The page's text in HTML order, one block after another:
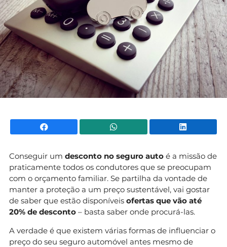
Facebook WhatsApp
Conseguir um desconto no seguro auto é a missão de
praticamente todos os condutores que se preocupam
com o orçamento familiar. Se partilha da vontade de
manter a proteção a um preço sustentável, vai gostar
de saber que estão disponíveis ofertas que vão até
20% de desconto – basta saber onde procurá-las.
A verdade é que existem várias formas de influenciar o
preço do seu seguro automóvel antes mesmo de